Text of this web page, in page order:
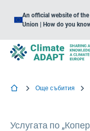
An official website of the
Union | How do you
Още събития
Услугата по